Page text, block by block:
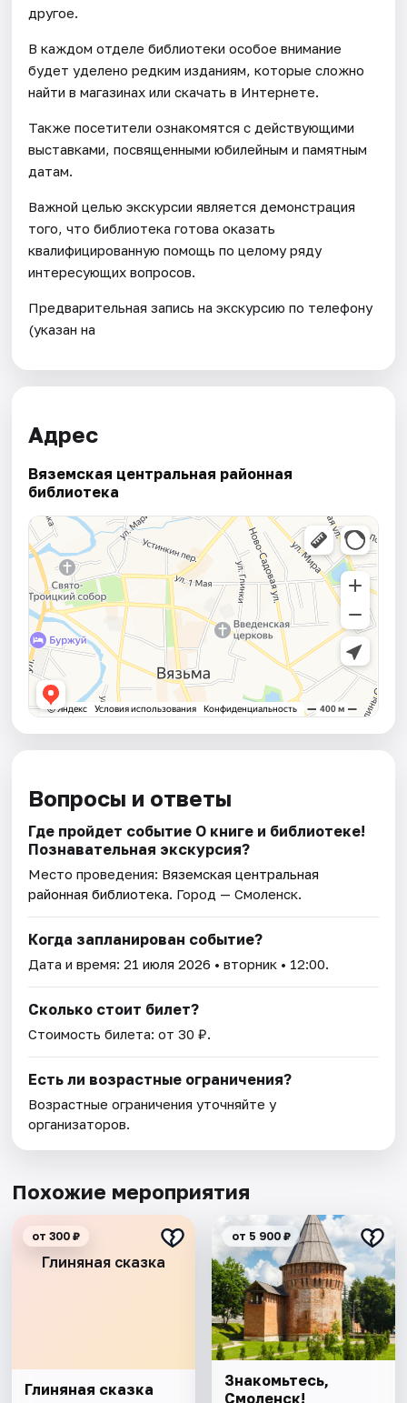
другое.
В каждом отделе библиотеки особое внимание
будет уделено редким изданиям, которые сложно
найти в магазинах или скачать в Интернете.
Также посетители ознакомятся с действующими
выставками, посвященными юбилейным и памятным
датам.
Важной целью экскурсии является демонстрация
того, что библиотека готова оказать
квалифицированную помощь по целому ряду
интересующих вопросов.
Предварительная запись на экскурсию по телефону
(указан на
Адрес
Вяземская центральная районная
библиотека
Вопросы и ответы
Где пройдет событие О книге и библиотеке!
Познавательная экскурсия?
Место проведения: Вяземская центральная
районная библиотека. Город — Смоленск.
Когда запланирован событие?
Дата и время:21 июля 2026 • вторник • 12:00.
Сколько стоит билет?
Стоимость билета: от 30 ₽.
Есть ли возрастные ограничения?
Возрастные ограничения уточняйте у
организаторов.
Похожие мероприятия
Глиняная сказка
от 300 ₽
Глиняная сказка
от 5 900 ₽
Знакомьтесь,
Смоленск!